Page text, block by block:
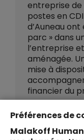
Préférences de
Malakoff
entreprise
postes en
d’Auneau
parc » dans
l’entreprise
aménagée.
mise à
financier du